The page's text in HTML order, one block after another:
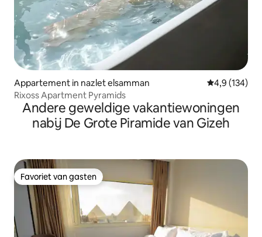
Appartement in nazlet elsamman Gemiddelde
4,9 (134)
Rixoss Apartment Pyramids
Andere geweldige vakantiewoningen
nabij De Grote Piramide van Gizeh
Favoriet van gasten
Favoriet van gasten